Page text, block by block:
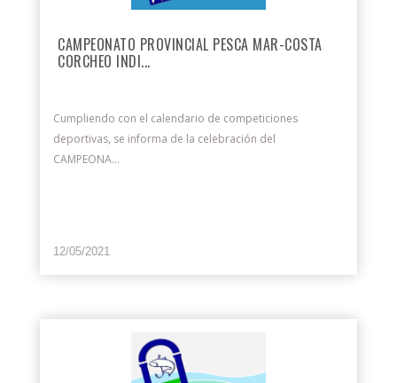
CAMPEONATO PROVINCIAL PESCA MAR-COSTA
CORCHEO INDI...
Cumpliendo con el calendario de competiciones
deportivas, se informa de la celebración del
CAMPEONA...
12/05/2021